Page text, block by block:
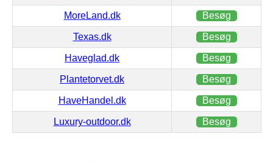
MoreLand.dk Besøg
Texas.dk Besøg
Haveglad.dk Besøg
Plantetorvet.dk Besøg
HaveHandel.dk Besøg
Luxury-outdoor.dk Besøg